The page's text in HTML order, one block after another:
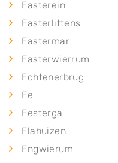
Easterein
Easterlittens
Eastermar
Easterwierrum
Echtenerbrug
Ee
Eesterga
Elahuizen
Engwierum